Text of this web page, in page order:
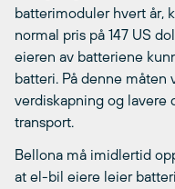
batterimoduler hvert år,
normal pris på 147 US
eieren av batteriene
batteri. På denne
verdiskapning og lavere
transport.
Bellona må imidlertid
at el-bil eiere leier